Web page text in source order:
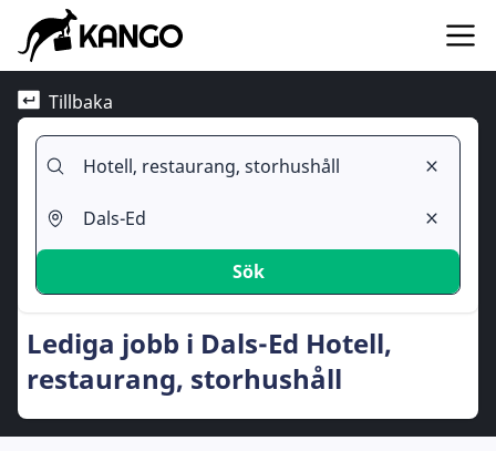
Tillbaka
Sök
Lediga jobb i Dals-Ed Hotell,
restaurang, storhushåll